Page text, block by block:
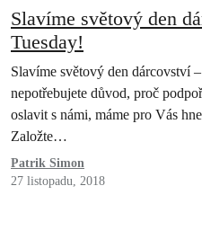
Slavíme světový den
Tuesday!
Slavíme světový den dárcovství
nepotřebujete důvod, proč
oslavit s námi, máme pro Vás
Založte…
Patrik Simon
27 listopadu, 2018